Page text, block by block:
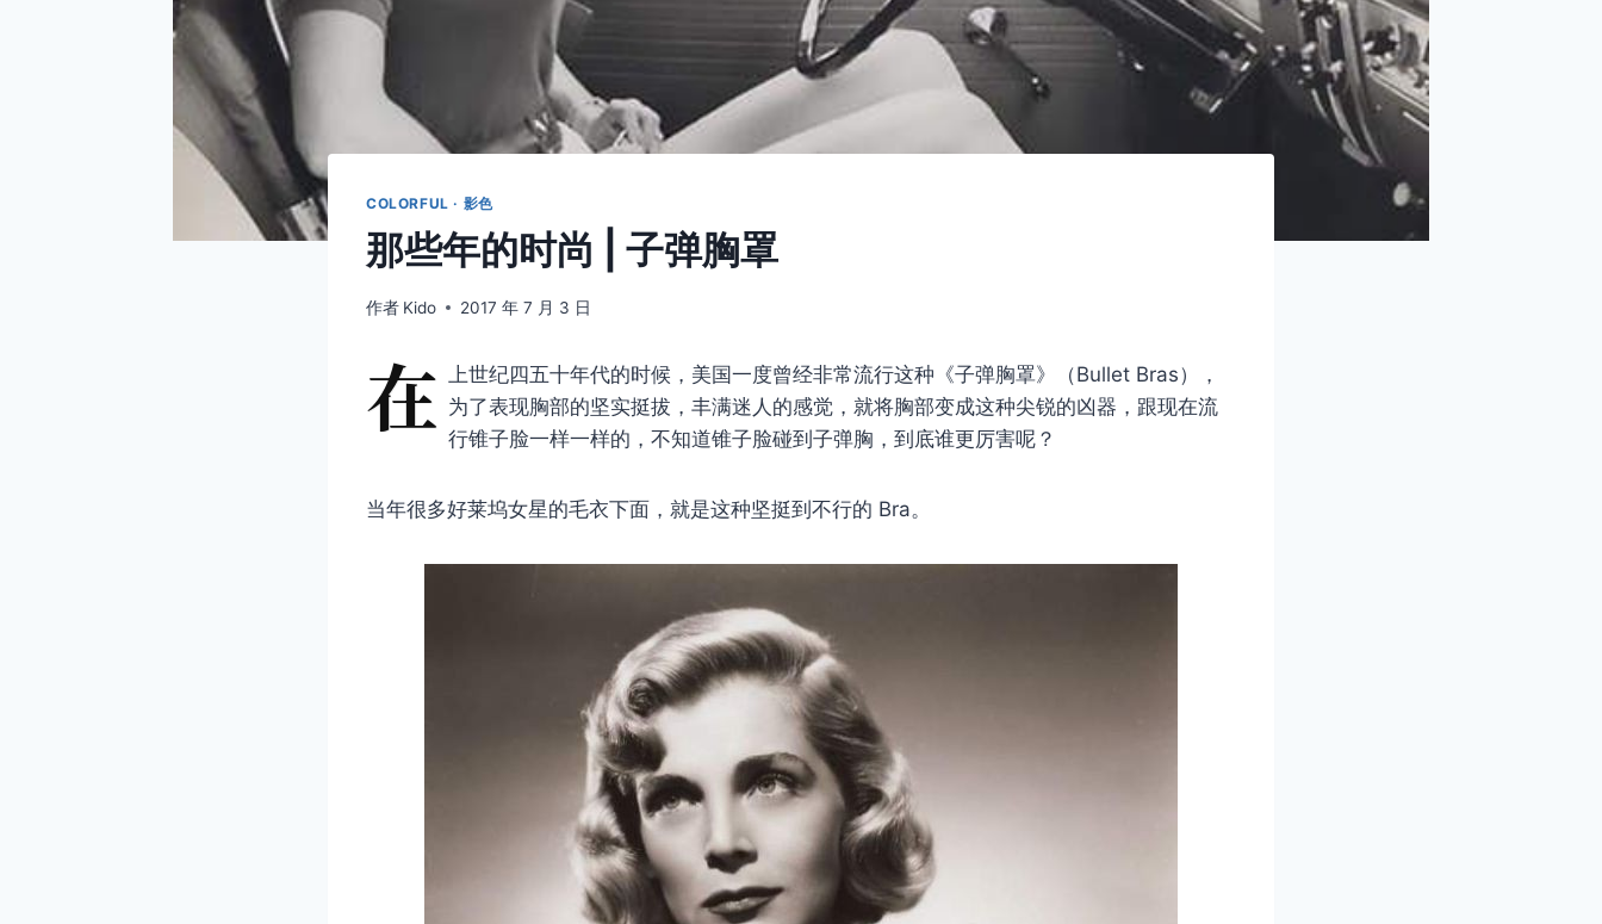
COLORFUL · 影色
那些年的时尚 | 子弹胸罩
作者 Kido 2017 年 7 月 3 日
在
上世纪四五十年代的时候，美国一度曾经非常流行这种《子弹胸罩》（Bullet Bras），
为了表现胸部的坚实挺拔，丰满迷人的感觉，就将胸部变成这种尖锐的凶器，跟现在流
行锥子脸一样一样的，不知道锥子脸碰到子弹胸，到底谁更厉害呢？
当年很多好莱坞女星的毛衣下面，就是这种坚挺到不行的 Bra。